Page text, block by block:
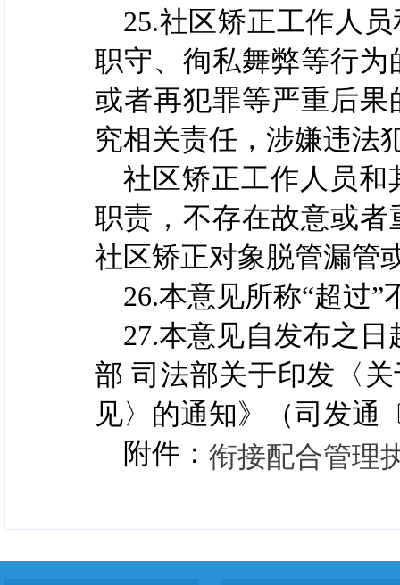
25.社区矫正工作人
职守、徇私舞弊等行
或者再犯罪等严重后
究相关责任，涉嫌违法
社区矫正工作人员
职责，不存在故意或
社区矫正对象脱管漏管
26.本意见所称“超过”
27.本意见自发布之
部 司法部关于印发〈
见〉的通知》（司发通
附件： 衔接配合管理